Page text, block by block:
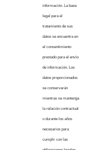
información. La base
legal para el
tratamiento de sus
datos se encuentra en
el consentimiento
prestado para el envío
de información. Los
datos proporcionados
se conservarán
mientras se mantenga
la relación contractual
o durante los años
necesarios para
cumplir con las